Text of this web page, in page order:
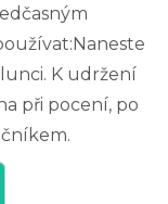
K udržení
při pocení, po